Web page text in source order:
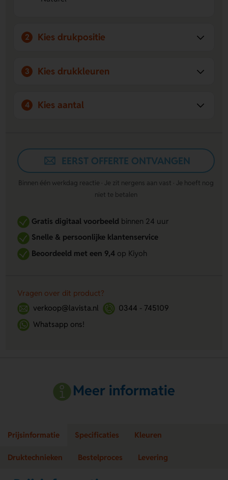
2 Kies drukpositie
3 Kies drukkleuren
4 Kies aantal
EERST OFFERTE ONTVANGEN
Binnen één werkdag reactie · Je zit nergens aan vast · Je hoeft nog
niet te betalen
Gratis digitaal voorbeeldbinnen 24 uur
Snelle & persoonlijke klantenservice
Beoordeeld met een 9,4op Kiyoh
Vragen over dit product?
verkoop@lavista.nl
0344 - 745109
Whatsapp ons!
Meer informatie
Prijsinformatie Specificaties Kleuren
Druktechnieken Bestelproces Levering